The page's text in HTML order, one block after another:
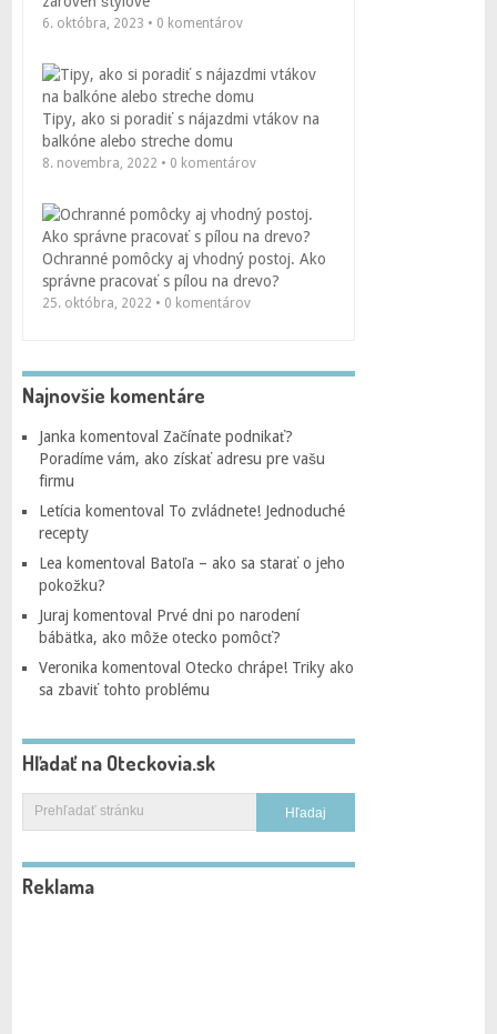
6. októbra, 2023 • 0 komentárov
Tipy, ako si poradiť s nájazdmi vtákov na
balkóne alebo streche domu
8. novembra, 2022 • 0 komentárov
Ochranné pomôcky aj vhodný postoj. Ako
správne pracovať s pílou na drevo?
25. októbra, 2022 • 0 komentárov
Najnovšie komentáre
Janka komentoval Začínate podnikať?
Poradíme vám, ako získať adresu pre vašu
firmu
Letícia komentoval To zvládnete! Jednoduché
recepty
Lea komentoval Batoľa – ako sa starať o jeho
pokožku?
Juraj komentoval Prvé dni po narodení
bábätka, ako môže otecko pomôcť?
Veronika komentoval Otecko chrápe! Triky ako
sa zbaviť tohto problému
Hľadať na Oteckovia.sk
Reklama